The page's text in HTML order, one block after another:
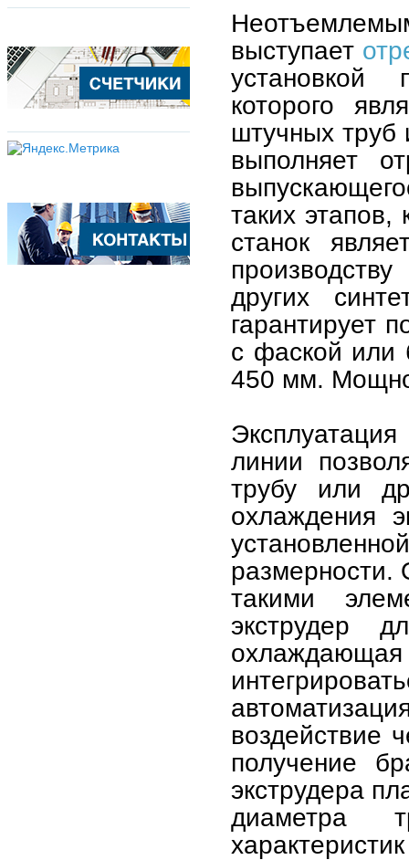
выступает
установкой
которого
штучных труб
выполняет
таких
станок
других
гарантирует
с фаской или
450 мм.
линии
трубу или
охлаждения
размерности.
такими
экструдер
воздействие
получение
экструдера
диаметра